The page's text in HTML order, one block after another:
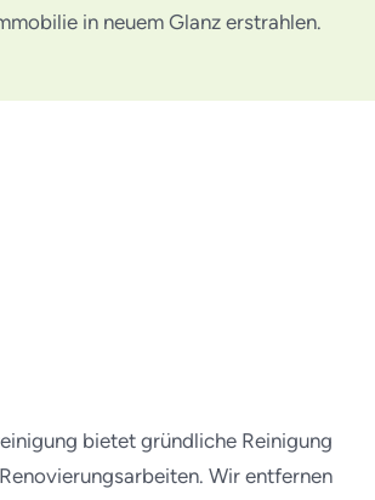
in neuem Glanz erstrahlen.
bietet gründliche Reinigung
Wir entfernen